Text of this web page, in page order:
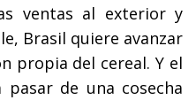
ventas al exterior y
Brasil quiere avanzar
propia del cereal. Y el
de una cosecha